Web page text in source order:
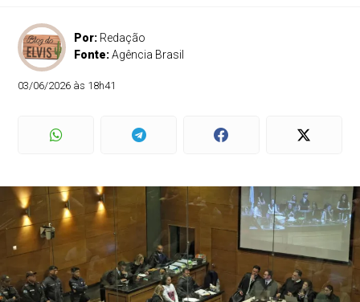
Por: Redação
Fonte:Agência Brasil
03/06/2026 às 18h41